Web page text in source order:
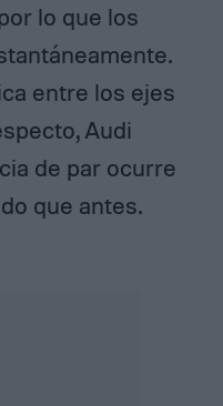
lo que los
entre los ejes
Audi
de par ocurre
que antes.